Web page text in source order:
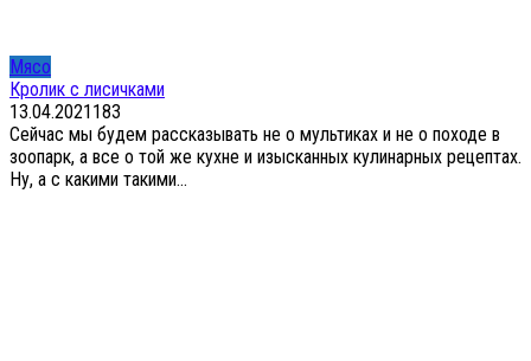
Мясо
Кролик с лисичками
13.04.2021183
Сейчас мы будем рассказывать не о мультиках и не о походе в
зоопарк, а все о той же кухне и изысканных кулинарных рецептах.
Ну, а с какими такими...